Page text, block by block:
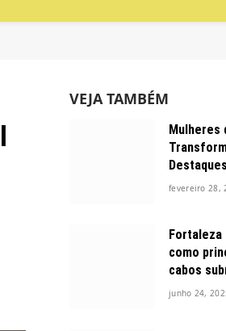
VEJA TAMBÉM
Mulheres
Forbes
fevereiro 28,
Fortaleza
como
cabos
junho 24,